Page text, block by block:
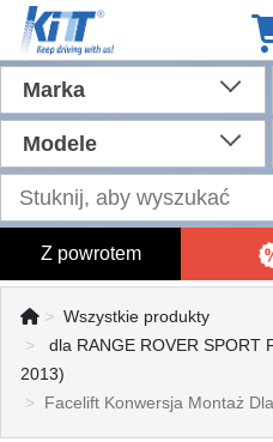
Marka
Modele
Z powrotem
Wszystkie produkty
dla RANGE ROVER SPORT
2013)
Facelift Konwersja Montaż Dla..